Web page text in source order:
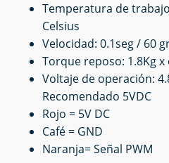
Temperatura de
Celsius
Velocidad: 0.1seg / 60
Torque reposo: 1.8Kg x
Voltaje de operación:
Recomendado 5VDC
Rojo = 5V DC
Café = GND
Naranja= Señal PWM